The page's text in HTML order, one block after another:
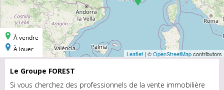
Le Groupe FOREST
Si vous cherchez des professionnels de la vente immobilière